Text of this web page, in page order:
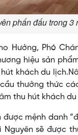
phấn đấu trong
Hưởng, Phó
hiệu sản
khách du
thưởng thức
thu hút khách du
được mệnh danh
Nguyên sẽ được